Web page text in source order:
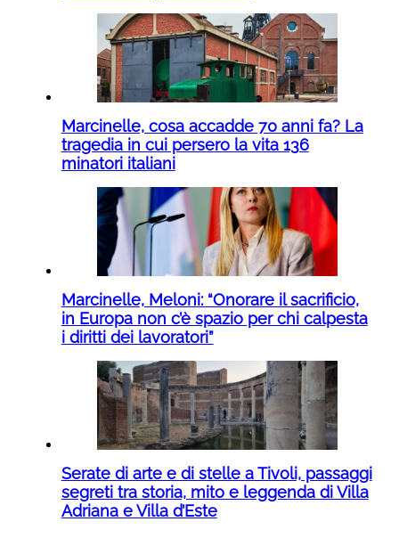
Marcinelle, cosa accadde 70 anni fa? La
tragedia in cui persero la vita 136
minatori italiani
Marcinelle, Meloni: “Onorare il sacrificio,
in Europa non c’è spazio per chi calpesta
i diritti dei lavoratori”
Serate di arte e di stelle a Tivoli, passaggi
segreti tra storia, mito e leggenda di Villa
Adriana e Villa d’Este